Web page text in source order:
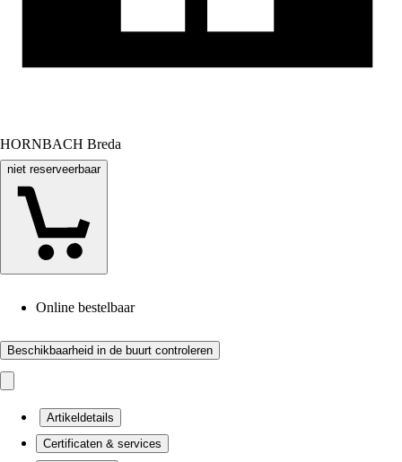
HORNBACH Breda
niet reserveerbaar
Online bestelbaar
Beschikbaarheid in de buurt controleren
Artikeldetails
Certificaten & services